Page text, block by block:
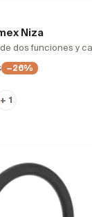
Niza
dos funciones y
−26%
+ 1